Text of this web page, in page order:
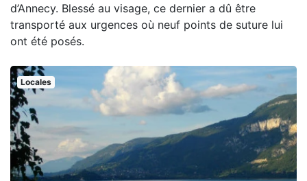
d’Annecy. Blessé au visage, ce dernier a dû être
transporté aux urgences où neuf points de suture lui
ont été posés.
Locales